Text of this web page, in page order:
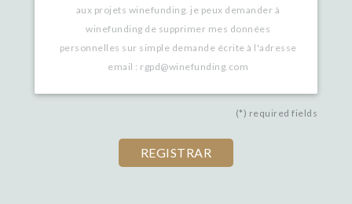
aux projets winefunding. je peux demander à
winefunding de supprimer mes données
personnelles sur simple demande écrite à l'adresse
email : rgpd@winefunding.com
(*) required fields